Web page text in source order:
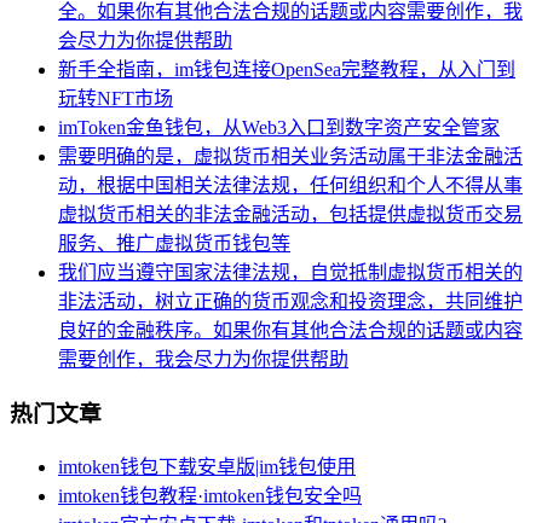
全。如果你有其他合法合规的话题或内容需要创作，我
会尽力为你提供帮助
新手全指南，im钱包连接OpenSea完整教程，从入门到
玩转NFT市场
imToken金鱼钱包，从Web3入口到数字资产安全管家
需要明确的是，虚拟货币相关业务活动属于非法金融活
动，根据中国相关法律法规，任何组织和个人不得从事
虚拟货币相关的非法金融活动，包括提供虚拟货币交易
服务、推广虚拟货币钱包等
我们应当遵守国家法律法规，自觉抵制虚拟货币相关的
非法活动，树立正确的货币观念和投资理念，共同维护
良好的金融秩序。如果你有其他合法合规的话题或内容
需要创作，我会尽力为你提供帮助
热门文章
imtoken钱包下载安卓版|im钱包使用
imtoken钱包教程·imtoken钱包安全吗